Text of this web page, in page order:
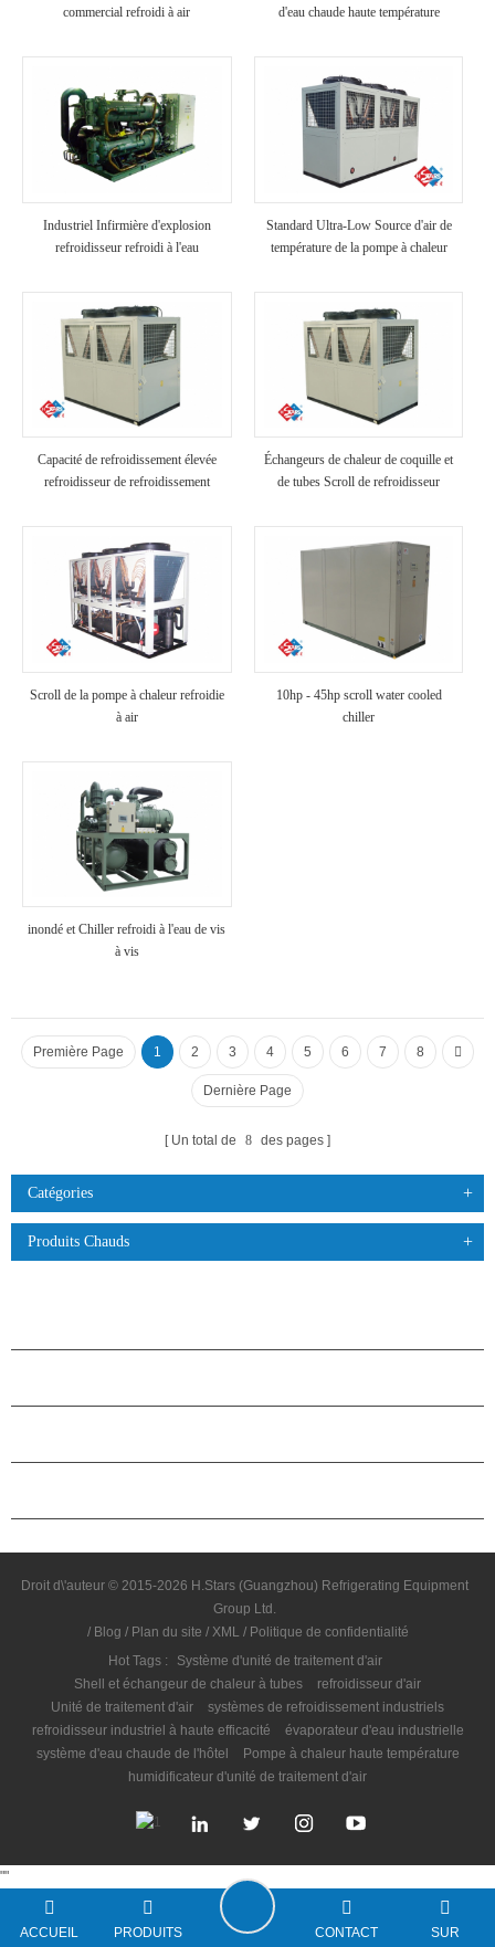
commercial refroidi à air
d'eau chaude haute température
Industriel Infirmière d'explosion
refroidisseur refroidi à l'eau
Standard Ultra-Low Source d'air de
température de la pompe à chaleur
Capacité de refroidissement élevée
refroidisseur de refroidissement
Échangeurs de chaleur de coquille et
de tubes Scroll de refroidisseur
Scroll de la pompe à chaleur refroidie
à air
10hp - 45hp scroll water cooled
chiller
inondé et Chiller refroidi à l'eau de vis
à vis
Première Page 1 2 3 4 5 6 7 8
Dernière Page
Un total de 8 des pages
Catégories
Produits Chauds
Droit d\'auteur © 2015-2026 H.Stars (Guangzhou) Refrigerating Equipment
Group Ltd.
/ Blog / Plan du site / XML / Politique de confidentialité
Hot Tags :
Système d'unité de traitement d'air
Shell et échangeur de chaleur à tubes
refroidisseur d'air
Unité de traitement d'air
systèmes de refroidissement industriels
refroidisseur industriel à haute efficacité
évaporateur d'eau industrielle
système d'eau chaude de l'hôtel
Pompe à chaleur haute température
humidificateur d'unité de traitement d'air
""
ACCUEIL PRODUITS SUR
CONTACT